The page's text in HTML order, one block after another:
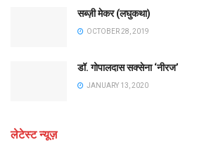
सब्ज़ी मेकर (लघुकथा)
OCTOBER 28, 2019
डॉ. गोपालदास सक्सेना ‘नीरज’
JANUARY 13, 2020
लेटेस्ट न्यूज़